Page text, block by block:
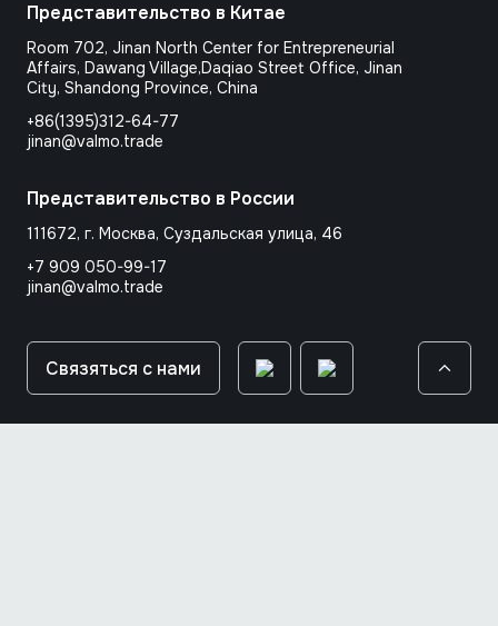
Представительство в Китае
Room 702, Jinan North Center for Entrepreneurial
Affairs, Dawang Village,Daqiao Street Office, Jinan
City, Shandong Province, Сhina
+86(1395)312-64-77
jinan@valmo.trade
Представительство в России
111672, г. Москва, Суздальская улица, 46
+7 909 050-99-17
jinan@valmo.trade
Связяться с нами